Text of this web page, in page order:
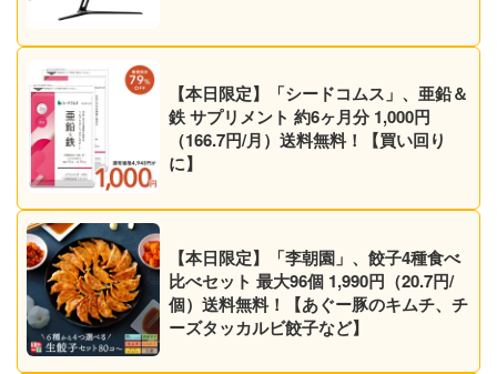
【本日限定】「シードコムス」、亜鉛＆
鉄 サプリメント 約6ヶ月分 1,000円
（166.7円/月）送料無料！【買い回り
に】
【本日限定】「李朝園」、餃子4種食べ
比べセット 最大96個 1,990円（20.7円/
個）送料無料！【あぐー豚のキムチ、チ
ーズタッカルビ餃子など】